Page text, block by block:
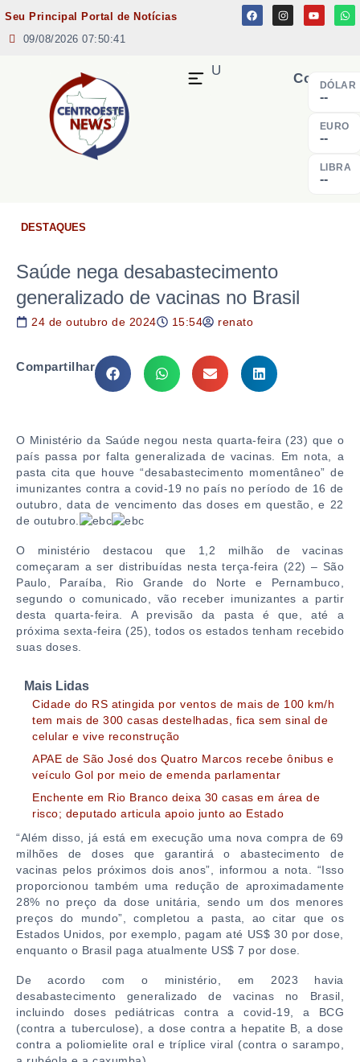
Seu Principal Portal de Notícias
09/08/2026 07:50:41
Cotação
DÓLAR
--
EURO
--
LIBRA
--
MENU
DESTAQUES
Saúde nega desabastecimento
generalizado de vacinas no Brasil
24 de outubro de 2024 15:54 renato
Compartilhar
O Ministério da Saúde negou nesta quarta-feira (23) que o
país passa por falta generalizada de vacinas. Em nota, a
pasta cita que houve “desabastecimento momentâneo” de
imunizantes contra a covid-19 no país no período de 16 de
outubro, data de vencimento das doses em questão, e 22
de outubro.
O ministério destacou que 1,2 milhão de vacinas
começaram a ser distribuídas nesta terça-feira (22) – São
Paulo, Paraíba, Rio Grande do Norte e Pernambuco,
segundo o comunicado, vão receber imunizantes a partir
desta quarta-feira. A previsão da pasta é que, até a
próxima sexta-feira (25), todos os estados tenham recebido
suas doses.
Mais Lidas
Cidade do RS atingida por ventos de mais de 100 km/h
tem mais de 300 casas destelhadas, fica sem sinal de
celular e vive reconstrução
APAE de São José dos Quatro Marcos recebe ônibus e
veículo Gol por meio de emenda parlamentar
Enchente em Rio Branco deixa 30 casas em área de
risco; deputado articula apoio junto ao Estado
“Além disso, já está em execução uma nova compra de 69
milhões de doses que garantirá o abastecimento de
vacinas pelos próximos dois anos”, informou a nota. “Isso
proporcionou também uma redução de aproximadamente
28% no preço da dose unitária, sendo um dos menores
preços do mundo”, completou a pasta, ao citar que os
Estados Unidos, por exemplo, pagam até US$ 30 por dose,
enquanto o Brasil paga atualmente US$ 7 por dose.
De acordo com o ministério, em 2023 havia
desabastecimento generalizado de vacinas no Brasil,
incluindo doses pediátricas contra a covid-19, a BCG
(contra a tuberculose), a dose contra a hepatite B, a dose
contra a poliomielite oral e tríplice viral (contra o sarampo,